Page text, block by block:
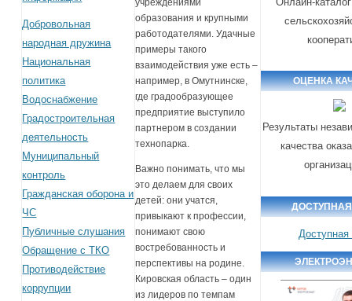
Добровольная
народная дружина
Национальная
политика
Водоснабжение
Градостроительная
деятельность
Муниципальный
контроль
Гражданская оборона и
ЧС
Публичные слушания
Обращение с ТКО
Противодействие
коррупции
учреждениями
образования и крупными
работодателями. Удачные
примеры такого
взаимодействия уже есть –
например, в Омутнинске,
где градообразующее
предприятие выступило
партнером в создании
технопарка.
Важно понимать, что мы
это делаем для своих
детей: они учатся,
привыкают к профессии,
понимают свою
востребованность и
перспективы на родине.
Кировская область – один
из лидеров по темпам
ОЦЕНКА
Результаты
качества